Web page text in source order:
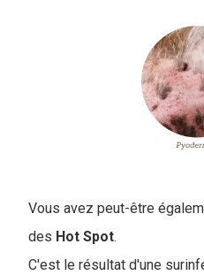
Vous avez peut-être
des Hot Spot.
C'est le résultat d'une